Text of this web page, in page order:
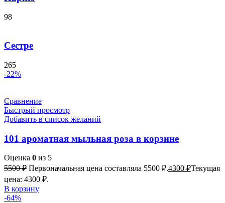
98
Сестре
265
-22%
Сравнение
Быстрый просмотр
Добавить в список желаний
101 ароматная мыльная роза в корзине
Оценка 0 из 5
5500₽ Первоначальная цена составляла 5500 ₽.4300 ₽Текущая
цена: 4300 ₽.
В корзину
-64%